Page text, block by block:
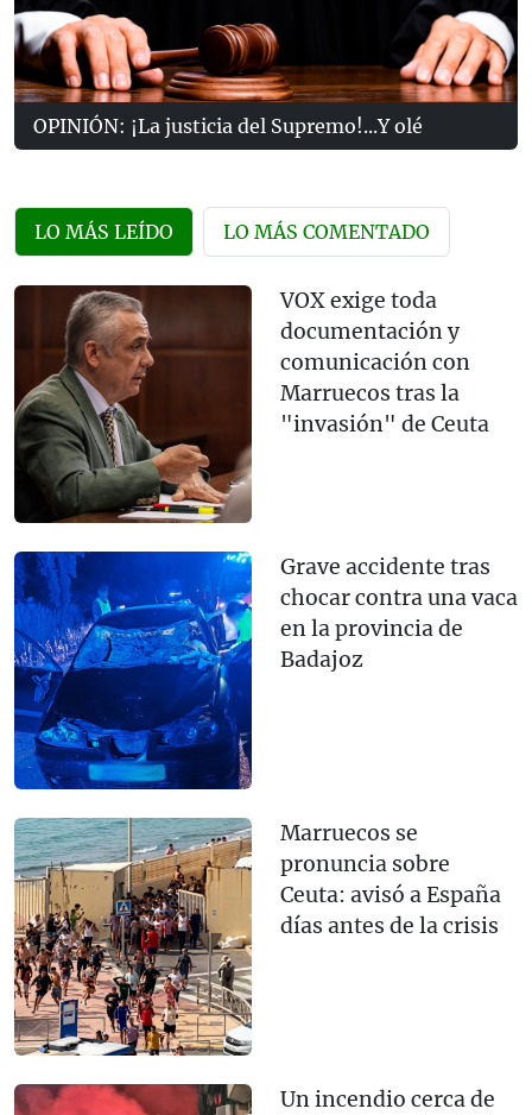
OPINIÓN: ¡La justicia del Supremo!...Y olé
LO MÁS LEÍDO LO MÁS COMENTADO
VOX exige toda
documentación y
comunicación con
Marruecos tras la
"invasión" de Ceuta
Grave accidente tras
chocar contra una vaca
en la provincia de
Badajoz
Marruecos se
pronuncia sobre
Ceuta: avisó a España
días antes de la crisis
Un incendio cerca de